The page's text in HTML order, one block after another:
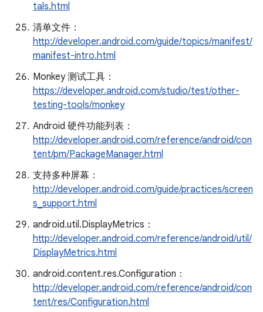
tals.html
清单文件：
http://developer.android.com/guide/topics/manifest/
manifest-intro.html
Monkey 测试工具：
https://developer.android.com/studio/test/other-
testing-tools/monkey
Android 硬件功能列表：
http://developer.android.com/reference/android/con
tent/pm/PackageManager.html
支持多种屏幕：
http://developer.android.com/guide/practices/screen
s_support.html
android.util.DisplayMetrics：
http://developer.android.com/reference/android/util/
DisplayMetrics.html
android.content.res.Configuration：
http://developer.android.com/reference/android/con
tent/res/Configuration.html